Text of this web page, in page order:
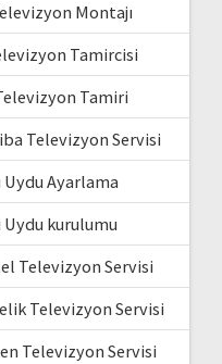
Montajı
Tamircisi
Tamiri
Televizyon Servisi
Ayarlama
kurulumu
Televizyon Servisi
Televizyon Servisi
Televizyon Servisi